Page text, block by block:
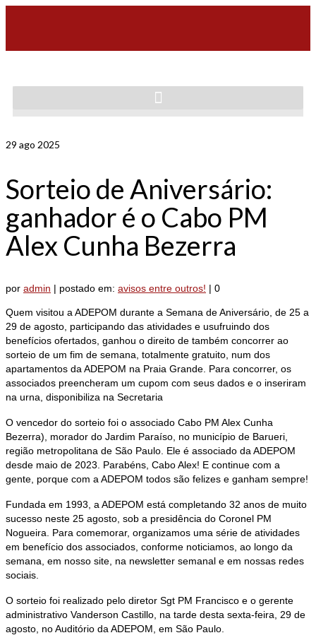
29 ago 2025
Sorteio de Aniversário:
ganhador é o Cabo PM
Alex Cunha Bezerra
por admin | postado em: avisos entre outros! | 0
Quem visitou a ADEPOM durante a Semana de Aniversário, de 25 a
29 de agosto, participando das atividades e usufruindo dos
benefícios ofertados, ganhou o direito de também concorrer ao
sorteio de um fim de semana, totalmente gratuito, num dos
apartamentos da ADEPOM na Praia Grande. Para concorrer, os
associados preencheram um cupom com seus dados e o inseriram
na urna, disponibiliza na Secretaria
O vencedor do sorteio foi o associado Cabo PM Alex Cunha
Bezerra), morador do Jardim Paraíso, no município de Barueri,
região metropolitana de São Paulo. Ele é associado da ADEPOM
desde maio de 2023. Parabéns, Cabo Alex! E continue com a
gente, porque com a ADEPOM todos são felizes e ganham sempre!
Fundada em 1993, a ADEPOM está completando 32 anos de muito
sucesso neste 25 agosto, sob a presidência do Coronel PM
Nogueira. Para comemorar, organizamos uma série de atividades
em benefício dos associados, conforme noticiamos, ao longo da
semana, em nosso site, na newsletter semanal e em nossas redes
sociais.
O sorteio foi realizado pelo diretor Sgt PM Francisco e o gerente
administrativo Vanderson Castillo, na tarde desta sexta-feira, 29 de
agosto, no Auditório da ADEPOM, em São Paulo.